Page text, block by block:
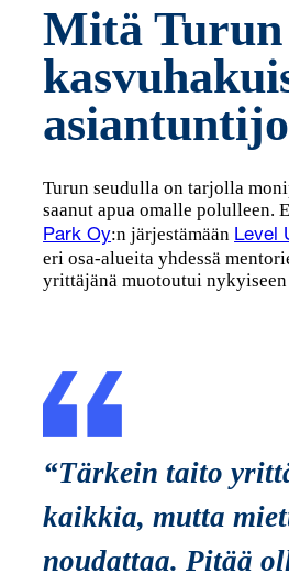
Mitä
Turun seudulla on tarjolla
saanut apua omalle
Park Oy:n järjestämään Level
eri osa-alueita yhdessä
yrittäjänä muotoutui nykyiseen
“Tärkein taito
kaikkia, mutta
noudattaa. Pitää